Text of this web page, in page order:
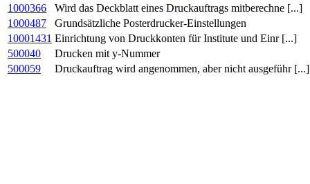
1000366
Wird das Deckblatt eines Druckauftrags mitberechne [...]
1000487
Grundsätzliche Posterdrucker-Einstellungen
10001431 Einrichtung von Druckkonten für Institute und Einr [...]
500040
Drucken mit y-Nummer
500059
Druckauftrag wird angenommen, aber nicht ausgeführ [...]